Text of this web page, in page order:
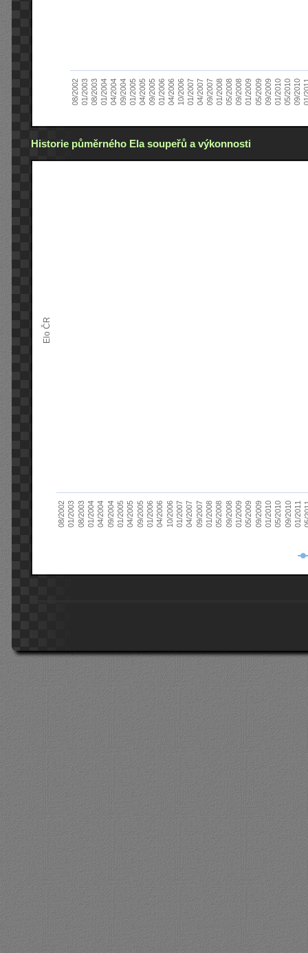
08/200201/200308/200301/200404/200409/200401/200504/200509/200501/200604/200610/200601/200704/200709/200701/200805/200809/200801/200905/200909/200901/201005/201009/2010
Historie půměrného Ela soupeřů a výkonnosti
Elo ČR
08/200201/200308/200301/200404/200409/200401/200504/200509/200501/200604/200610/200601/200704/200709/200701/200805/200809/200801/200905/200909/200901/201005/201009/201001/2011